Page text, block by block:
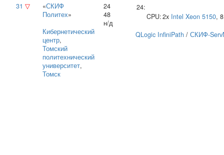
31 ▽ «СКИФ
Политех»
Кибернетический
центр,
Томский
политехнический
университет,
Томск
24
48
н/д
24:
CPU:2x Intel Xeon 5150,
QLogic InfiniPath / СКИФ-